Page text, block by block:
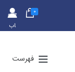
حس
اب
0
فهرست